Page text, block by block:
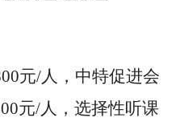
元/人，中特促进会
元/人，选择性听课